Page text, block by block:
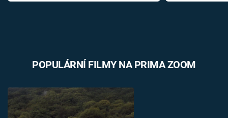
POPULÁRNÍ FILMY NA PRIMA ZOOM